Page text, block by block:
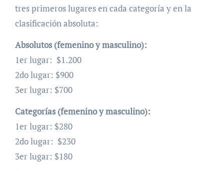
tres primeros lugares en cada categoría y en la
clasificación absoluta:
Absolutos (femenino y masculino):
1er lugar: $1.200
2do lugar: $900
3er lugar: $700
Categorías (femenino y masculino):
1er lugar: $280
2do lugar: $230
3er lugar: $180